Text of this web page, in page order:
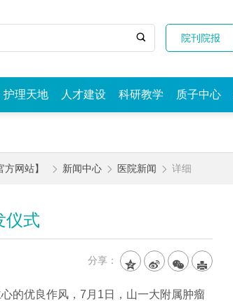
院刊院报

护理天地 人才建设 科研教学 质子中心
网站】  新闻中心  医院新闻  详细
仪式
分享：    
的优良作风， 7 月 1 日，山一大附属肿瘤